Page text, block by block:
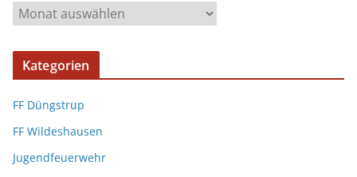
Kategorien
FF Düngstrup
FF Wildeshausen
Jugendfeuerwehr